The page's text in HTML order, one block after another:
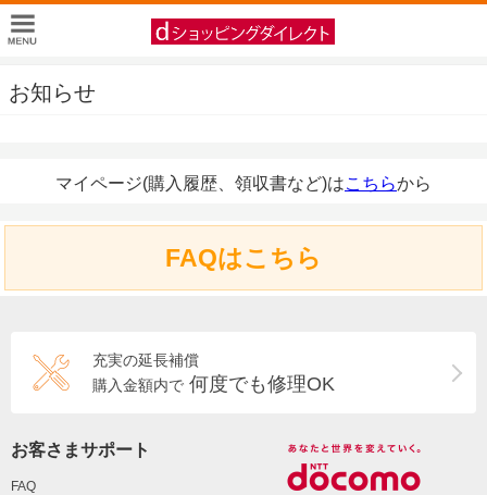
お知らせ
マイページ(購入履歴、領収書など)はこちらから
FAQはこちら
充実の延長補償
購入金額内で 何度でも修理OK
お客さまサポート
FAQ